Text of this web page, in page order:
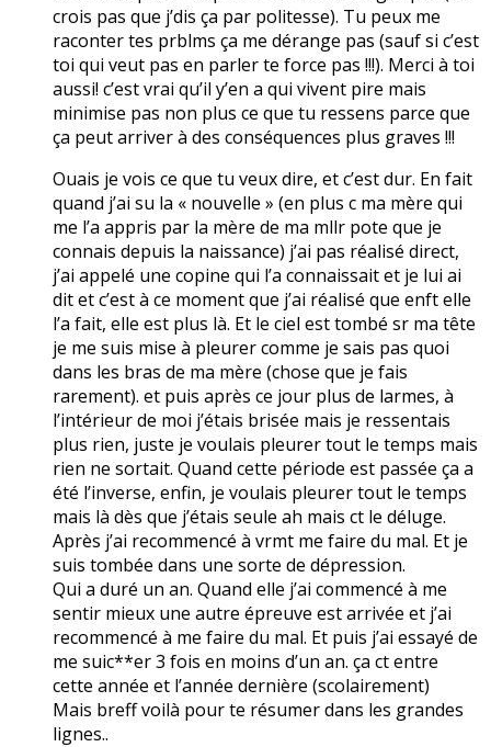
crois pas que j’dis ça par politesse). Tu peux me
raconter tes prblms ça me dérange pas (sauf si c’est
toi qui veut pas en parler te force pas !!!). Merci à toi
aussi! c’est vrai qu’il y’en a qui vivent pire mais
minimise pas non plus ce que tu ressens parce que
ça peut arriver à des conséquences plus graves !!!
Ouais je vois ce que tu veux dire, et c’est dur. En fait
quand j’ai su la « nouvelle » (en plus c ma mère qui
me l’a appris par la mère de ma mllr pote que je
connais depuis la naissance) j’ai pas réalisé direct,
j’ai appelé une copine qui l’a connaissait et je lui ai
dit et c’est à ce moment que j’ai réalisé que enft elle
l’a fait, elle est plus là. Et le ciel est tombé sr ma tête
je me suis mise à pleurer comme je sais pas quoi
dans les bras de ma mère (chose que je fais
rarement). et puis après ce jour plus de larmes, à
l’intérieur de moi j’étais brisée mais je ressentais
plus rien, juste je voulais pleurer tout le temps mais
rien ne sortait. Quand cette période est passée ça a
été l’inverse, enfin, je voulais pleurer tout le temps
mais là dès que j’étais seule ah mais ct le déluge.
Après j’ai recommencé à vrmt me faire du mal. Et je
suis tombée dans une sorte de dépression.
Qui a duré un an. Quand elle j’ai commencé à me
sentir mieux une autre épreuve est arrivée et j’ai
recommencé à me faire du mal. Et puis j’ai essayé de
me suic**er 3 fois en moins d’un an. ça ct entre
cette année et l’année dernière (scolairement)
Mais breff voilà pour te résumer dans les grandes
lignes..